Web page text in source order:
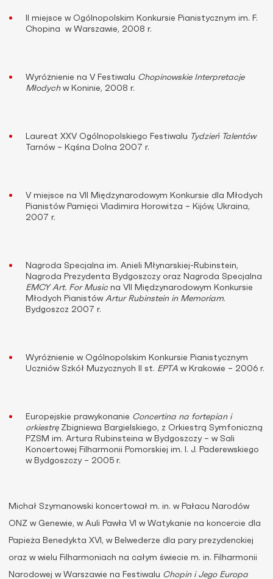
II miejsce w Ogólnopolskim Konkursie Pianistycznym im. F.
Chopina w Warszawie, 2008 r.
Wyróżnienie na V Festiwalu Chopinowskie Interpretacje
Młodych w Koninie, 2008 r.
Laureat XXV Ogólnopolskiego Festiwalu Tydzień Talentów
Tarnów – Kąśna Dolna 2007 r.
V miejsce na VII Międzynarodowym Konkursie dla Młodych
Pianistów Pamięci Vladimira Horowitza – Kijów, Ukraina,
2007 r.
Nagroda Specjalna im. Anieli Młynarskiej-Rubinstein,
Nagroda Prezydenta Bydgoszczy oraz Nagroda Specjalna
EMCY Art. For Musicna VII Międzynarodowym Konkursie
Młodych Pianistów Artur Rubinstein in Memoriam.
Bydgoszcz 2007 r.
Wyróżnienie w Ogólnopolskim Konkursie Pianistycznym
Uczniów Szkół Muzycznych II st. EPTA w Krakowie – 2006 r.
Europejskie prawykonanie Concertina na fortepian i
orkiestręZbigniewa Bargielskiego, z Orkiestrą Symfoniczną
PZSM im. Artura Rubinsteina w Bydgoszczy – w Sali
Koncertowej Filharmonii Pomorskiej im. I. J. Paderewskiego
w Bydgoszczy – 2005 r.
Michał Szymanowski koncertował m. in. w Pałacu Narodów
ONZ w Genewie, w Auli Pawła VI w Watykanie na koncercie dla
Papieża Benedykta XVI, w Belwederze dla pary prezydenckiej
oraz w wielu Filharmoniach na całym świecie m. in. Filharmonii
Narodowej w Warszawie na Festiwalu Chopin i Jego Europa